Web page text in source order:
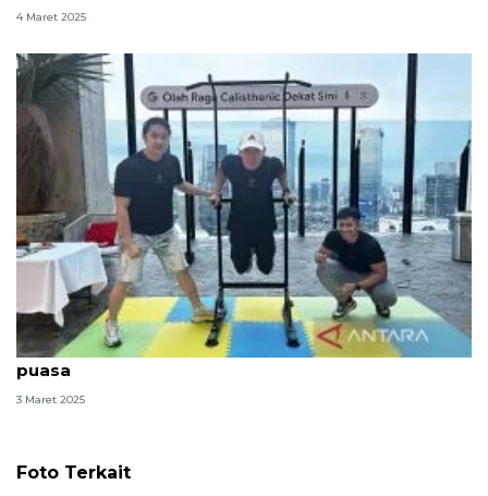
4 Maret 2025
Dokter: Olahraga tetap diperlukan selama bulan
puasa
3 Maret 2025
Foto Terkait